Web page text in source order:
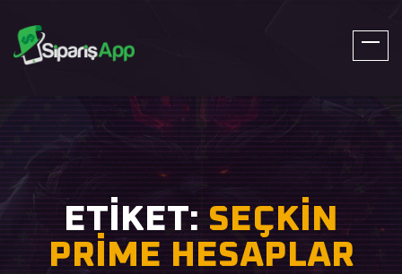
SiparisApp.Net
ETIKET:SEÇKIN
PRIME HESAPLAR